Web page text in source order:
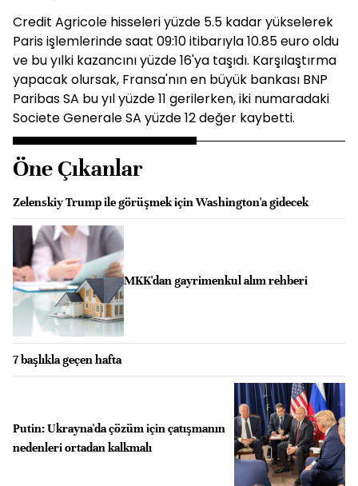
Credit Agricole hisseleri yüzde 5.5 kadar yükselerek
Paris işlemlerinde saat 09:10 itibarıyla 10.85 euro oldu
ve bu yılki kazancını yüzde 16'ya taşıdı. Karşılaştırma
yapacak olursak, Fransa'nın en büyük bankası BNP
Paribas SA bu yıl yüzde 11 gerilerken, iki numaradaki
Societe Generale SA yüzde 12 değer kaybetti.
Öne Çıkanlar
Zelenskiy Trump ile görüşmek için Washington'a gidecek
MKK'dan gayrimenkul alım rehberi
7 başlıkla geçen hafta
Putin: Ukrayna'da çözüm için çatışmanın
nedenleri ortadan kalkmalı